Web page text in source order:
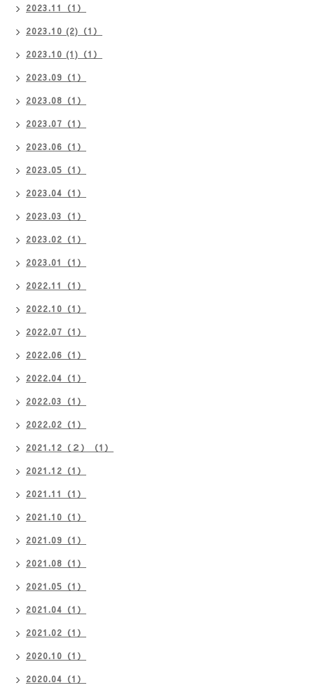
2023.11（1）
2023.10 (2)（1）
2023.10 (1)（1）
2023.09（1）
2023.08（1）
2023.07（1）
2023.06（1）
2023.05（1）
2023.04（1）
2023.03（1）
2023.02（1）
2023.01（1）
2022.11（1）
2022.10（1）
2022.07（1）
2022.06（1）
2022.04（1）
2022.03（1）
2022.02（1）
2021.12（２）（1）
2021.12（1）
2021.11（1）
2021.10（1）
2021.09（1）
2021.08（1）
2021.05（1）
2021.04（1）
2021.02（1）
2020.10（1）
2020.04（1）